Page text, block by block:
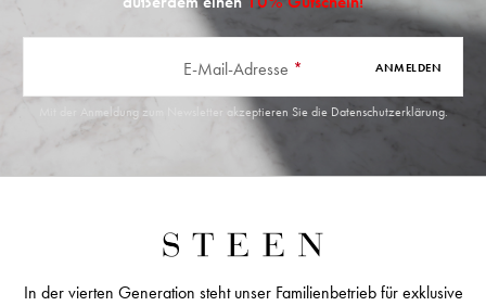
E-Mail-Adresse * ANMELDEN
Mit der Anmeldung zum Newsletter akzeptieren Sie die Datenschutzerklärung.
In der vierten Generation steht unser Familienbetrieb für exklusive